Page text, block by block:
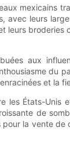
mexicains
leurs
aux
du
et la
les États-
de
la vente